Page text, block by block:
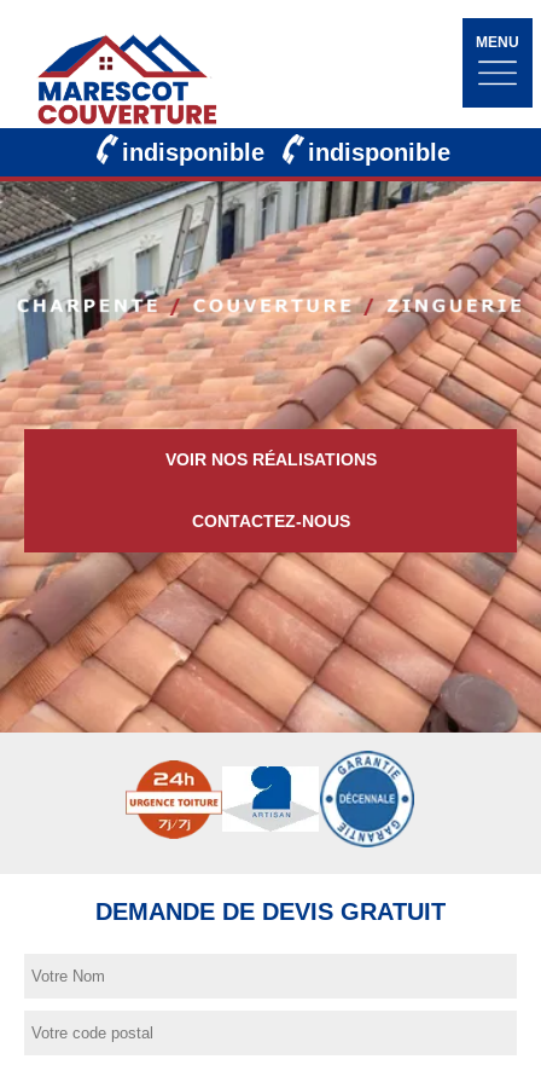
MENU
indisponible indisponible
VOIR NOS RÉALISATIONS
CONTACTEZ-NOUS
DEMANDE DE DEVIS GRATUIT